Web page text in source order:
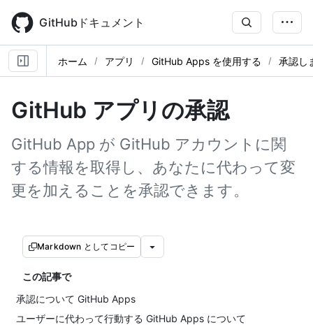
main
content
GitHubドキュメント
ホーム アプリ GitHub Apps を使用する 承認し
GitHub アプリの承認
GitHub App が GitHub アカウントに関
する情報を取得し、あなたに代わって変
更を加えることを承認できます。
Markdown としてコピー
この記事で
承認について GitHub Apps
ユーザーに代わって行動する GitHub Apps について